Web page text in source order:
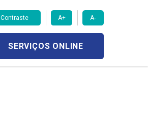
Contraste A+ A-
SERVIÇOS ONLINE